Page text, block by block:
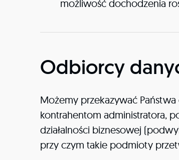
możliwość dochodzenia
Odbiorcy
Możemy przekazywać
kontrahentom administratora,
działalności biznesowej
przy czym takie podmioty